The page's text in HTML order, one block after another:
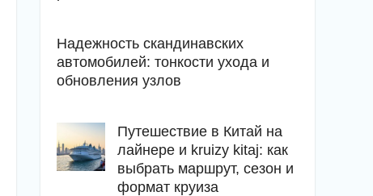
Надежность скандинавских
автомобилей: тонкости ухода и
обновления узлов
Путешествие в Китай на
лайнере и kruizy kitaj: как
выбрать маршрут, сезон и
формат круиза